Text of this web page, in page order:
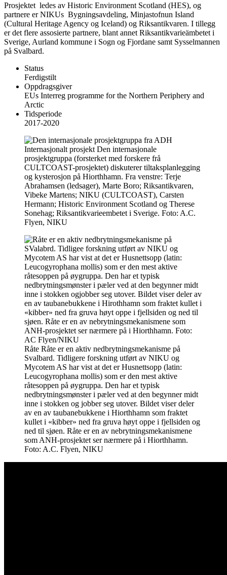
Prosjektet ledes av Historic Environment Scotland (HES), og
partnere er NIKUs Bygningsavdeling, Minjastofnun Island
(Cultural Heritage Agency og Iceland) og Riksantikvaren. I tillegg
er det flere assosierte partnere, blant annet Riksantikvarieämbetet i
Sverige, Aurland kommune i Sogn og Fjordane samt Sysselmannen
på Svalbard.
Status
Ferdigstilt
Oppdragsgiver
EUs Interreg programme for the Northern Periphery and
Arctic
Tidsperiode
2017-2020
Internasjonalt prosjekt Den internasjonale
prosjektgruppa (forsterket med forskere frå
CULTCOAST-prosjektet) diskuterer tiltaksplanlegging
og kysterosjon på Hiorthhamn. Fra venstre: Terje
Abrahamsen (ledsager), Marte Boro; Riksantikvaren,
Vibeke Martens; NIKU (CULTCOAST), Carsten
Hermann; Historic Environment Scotland og Therese
Sonehag; Riksantikvarieembetet i Sverige. Foto: A.C.
Flyen, NIKU
Råte Råte er en aktiv nedbrytningsmekanisme på
Svalbard. Tidligere forskning utført av NIKU og
Mycotem AS har vist at det er Husnettsopp (latin:
Leucogyrophana mollis) som er den mest aktive
råtesoppen på øygruppa. Den har et typisk
nedbrytningsmønster i pæler ved at den begynner midt
inne i stokken og jobber seg utover. Bildet viser deler
av en av taubanebukkene i Hiorthhamn som fraktet
kullet i «kibber» ned fra gruva høyt oppe i fjellsiden og
ned til sjøen. Råte er en av nebrytningsmekanismene
som ANH-prosjektet ser nærmere på i Hiorthhamn.
Foto: A.C. Flyen, NIKU